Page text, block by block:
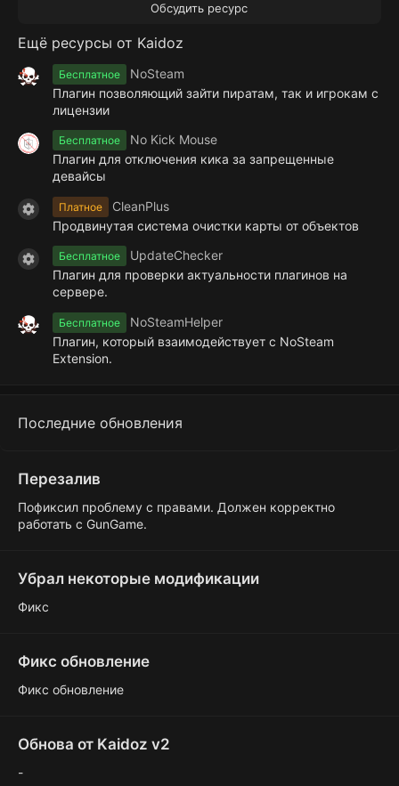
Обсудить ресурс
Ещё ресурсы от Kaidoz
Бесплатное
NoSteam
Плагин позволяющий зайти пиратам, так и игрокам с
лицензии
Бесплатное
No Kick Mouse
Плагин для отключения кика за запрещенные
девайсы
Иконка ресурса
Платное
CleanPlus
Продвинутая система очистки карты от объектов
Иконка ресурса
Бесплатное
UpdateChecker
Плагин для проверки актуальности плагинов на
сервере.
Бесплатное
NoSteamHelper
Плагин, который взаимодействует с NoSteam
Extension.
Последние обновления
Перезалив
Пофиксил проблему с правами. Должен корректно
работать с GunGame.
Убрал некоторые модификации
Фикс
Фикс обновление
Фикс обновление
Обнова от Kaidoz v2
-